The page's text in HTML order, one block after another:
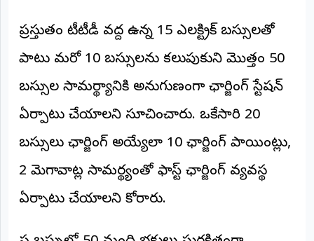
చేరండి
లాగిన్
(Login)
©
NTODAY
ప్రతి
క్షణం
పక్షం
ప్రస్తుతం టీటీడీ వద్ద ఉన్న 15 ఎలక్ట్రిక్ బస్సులతో
పాటు మరో 10 బస్సులను కలుపుకుని మొత్తం 50
బస్సుల సామర్థ్యానికి అనుగుణంగా ఛార్జింగ్ స్టేషన్
ఏర్పాటు చేయాలని సూచించారు. ఒకేసారి 20
బస్సులు ఛార్జింగ్ అయ్యేలా 10 ఛార్జింగ్ పాయింట్లు,
2 మెగావాట్ల సామర్థ్యంతో ఫాస్ట్ ఛార్జింగ్ వ్యవస్థ
ఏర్పాటు చేయాలని కోరారు.